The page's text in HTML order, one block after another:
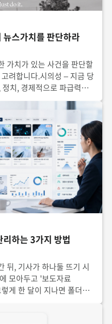
스가치를 판단하라
가치가 있는 사건을 판단할
려합니다.시의성 – 지금 당
치, 경제적으로 파급력이
자의 관심을 끌 수 있는가?
관련되어 있
하는 3가지 방법
뒤, 기사가 하나둘 뜨기 시
모아두고 '보도자료
게 한 달이 지나면 폴더에